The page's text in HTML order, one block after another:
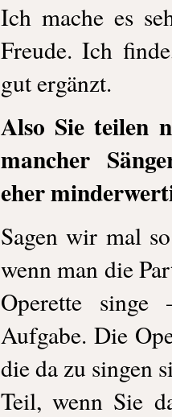
Ich mache es
Freude. Ich
gut ergänzt.
Also Sie teilen
mancher
eher
Sagen wir mal
wenn man die
Operette singe
Aufgabe. Die
die da zu singen
Teil, wenn Sie